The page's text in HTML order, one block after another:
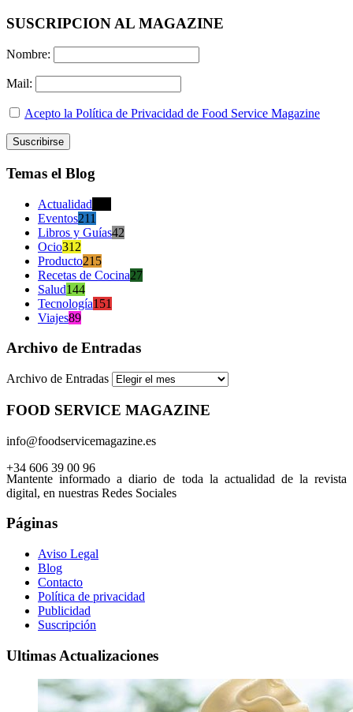
SUSCRIPCION AL MAGAZINE
Nombre:
Mail:
Acepto la Política de Privacidad de Food Service Magazine
Temas el Blog
Actualidad
Eventos211
Libros y Guías42
Ocio312
Producto215
Recetas de Cocina27
Salud144
Tecnología151
Viajes89
Archivo de Entradas
Archivo de Entradas
FOOD SERVICE MAGAZINE
info@foodservicemagazine.es
+34 606 39 00 96
Mantente informado a diario de toda la actualidad de la revista
digital, en nuestras Redes Sociales
Páginas
Aviso Legal
Blog
Contacto
Política de privacidad
Publicidad
Suscripción
Ultimas Actualizaciones